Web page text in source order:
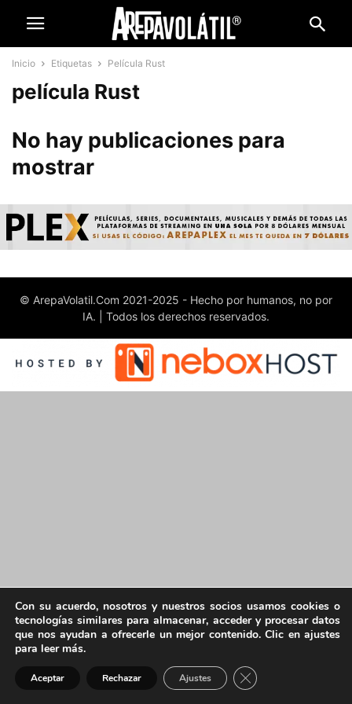
Inicio Etiquetas Película Rust
película Rust
No hay publicaciones para
mostrar
© ArepaVolatil.Com 2021-2025 - Hecho por humanos, no por
IA. | Todos los derechos reservados.
Con su acuerdo, nosotros y nuestros socios usamos cookies o
tecnologías similares para almacenar, acceder y procesar datos
que nos ayudan a ofrecerle un mejor contenido. Clic en ajustes
para leer más.
Aceptar Rechazar Ajustes Cerrar el banner de